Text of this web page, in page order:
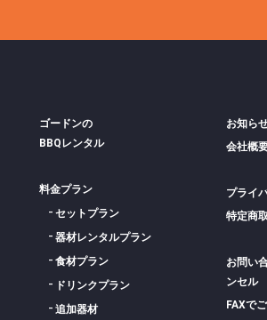
ゴードンの
BBQレンタル
料金プラン
セットプラン
器材レンタルプラン
食材プラン
ドリンクプラン
追加器材
お知ら
会社概
プライ
特定商
お問い
ンセル
FAXで